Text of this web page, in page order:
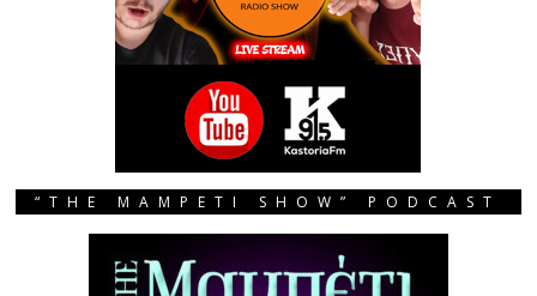
“THE MAMPETI SHOW” PODCAST